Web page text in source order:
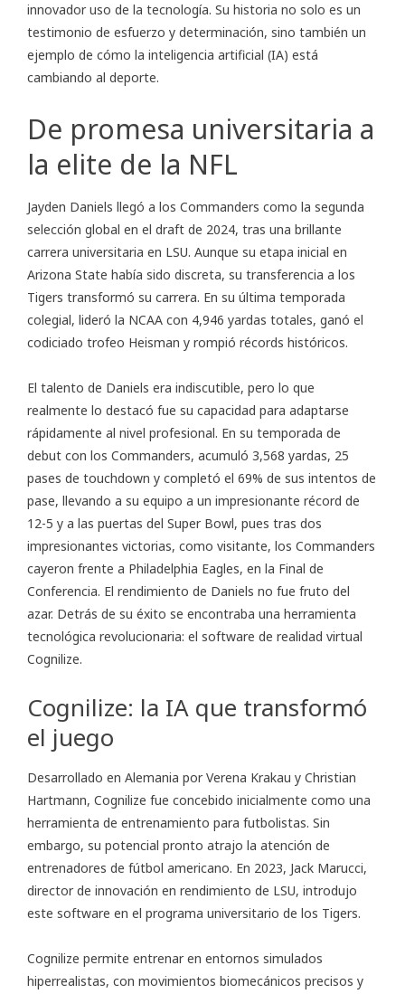
innovador uso de la tecnología. Su historia no solo es un
testimonio de esfuerzo y determinación, sino también un
ejemplo de cómo la inteligencia artificial (IA) está
cambiando al deporte.
De promesa universitaria a
la elite de la NFL
Jayden Daniels llegó a los Commanders como la segunda
selección global en el draft de 2024, tras una brillante
carrera universitaria en LSU. Aunque su etapa inicial en
Arizona State había sido discreta, su transferencia a los
Tigers transformó su carrera. En su última temporada
colegial, lideró la NCAA con 4,946 yardas totales, ganó el
codiciado trofeo Heisman y rompió récords históricos.
El talento de Daniels era indiscutible, pero lo que
realmente lo destacó fue su capacidad para adaptarse
rápidamente al nivel profesional. En su temporada de
debut con los Commanders, acumuló 3,568 yardas, 25
pases de touchdown y completó el 69% de sus intentos de
pase, llevando a su equipo a un impresionante récord de
12-5 y a las puertas del Super Bowl, pues tras dos
impresionantes victorias, como visitante, los Commanders
cayeron frente a Philadelphia Eagles, en la Final de
Conferencia. El rendimiento de Daniels no fue fruto del
azar. Detrás de su éxito se encontraba una herramienta
tecnológica revolucionaria: el software de realidad virtual
Cognilize.
Cognilize: la IA que transformó
el juego
Desarrollado en Alemania por Verena Krakau y Christian
Hartmann, Cognilize fue concebido inicialmente como una
herramienta de entrenamiento para futbolistas. Sin
embargo, su potencial pronto atrajo la atención de
entrenadores de fútbol americano. En 2023, Jack Marucci,
director de innovación en rendimiento de LSU, introdujo
este software en el programa universitario de los Tigers.
Cognilize permite entrenar en entornos simulados
hiperrealistas, con movimientos biomecánicos precisos y